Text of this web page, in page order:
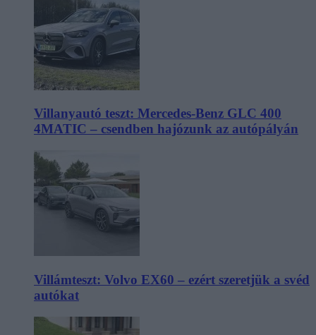
Villanyautó teszt: Mercedes-Benz GLC 400
4MATIC – csendben hajózunk az autópályán
Villámteszt: Volvo EX60 – ezért szeretjük a svéd
autókat